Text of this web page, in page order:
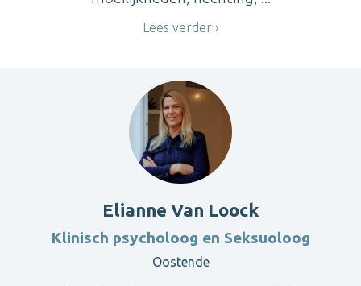
Lees verder
Elianne Van Loock
Klinisch psycholoog en Seksuoloog
Oostende